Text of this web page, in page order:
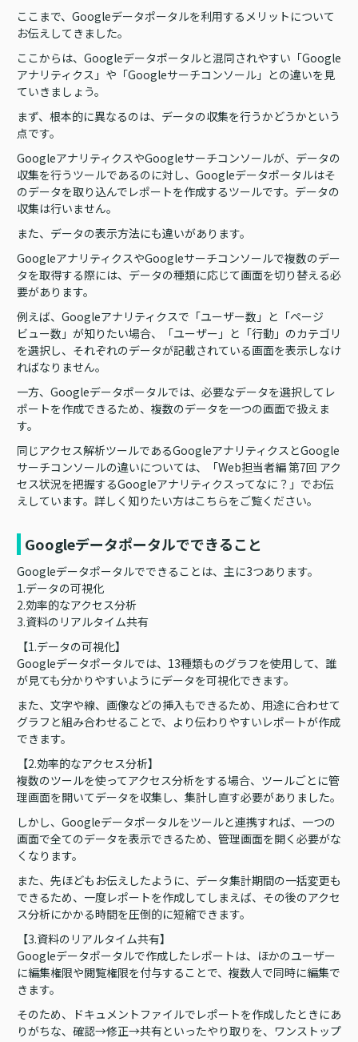
ここまで、Googleデータポータルを利用するメリットについて
お伝えしてきました。
ここからは、Googleデータポータルと混同されやすい「Google
アナリティクス」や「Googleサーチコンソール」との違いを見
ていきましょう。
まず、根本的に異なるのは、データの収集を行うかどうかという
点です。
GoogleアナリティクスやGoogleサーチコンソールが、データの
収集を行うツールであるのに対し、Googleデータポータルはそ
のデータを取り込んでレポートを作成するツールです。データの
収集は行いません。
また、データの表示方法にも違いがあります。
GoogleアナリティクスやGoogleサーチコンソールで複数のデー
タを取得する際には、データの種類に応じて画面を切り替える必
要があります。
例えば、Googleアナリティクスで「ユーザー数」と「ページ
ビュー数」が知りたい場合、「ユーザー」と「行動」のカテゴリ
を選択し、それぞれのデータが記載されている画面を表示しなけ
ればなりません。
一方、Googleデータポータルでは、必要なデータを選択してレ
ポートを作成できるため、複数のデータを一つの画面で扱えま
す。
同じアクセス解析ツールであるGoogleアナリティクスとGoogle
サーチコンソールの違いについては、「Web担当者編 第7回 アク
セス状況を把握するGoogleアナリティクスってなに？」でお伝
えしています。詳しく知りたい方はこちらをご覧ください。
Googleデータポータルでできること
Googleデータポータルでできることは、主に3つあります。
1.データの可視化
2.効率的なアクセス分析
3.資料のリアルタイム共有
【1.データの可視化】
Googleデータポータルでは、13種類ものグラフを使用して、誰
が見ても分かりやすいようにデータを可視化できます。
また、文字や線、画像などの挿入もできるため、用途に合わせて
グラフと組み合わせることで、より伝わりやすいレポートが作成
できます。
【2.効率的なアクセス分析】
複数のツールを使ってアクセス分析をする場合、ツールごとに管
理画面を開いてデータを収集し、集計し直す必要がありました。
しかし、Googleデータポータルをツールと連携すれば、一つの
画面で全てのデータを表示できるため、管理画面を開く必要がな
くなります。
また、先ほどもお伝えしたように、データ集計期間の一括変更も
できるため、一度レポートを作成してしまえば、その後のアクセ
ス分析にかかる時間を圧倒的に短縮できます。
【3.資料のリアルタイム共有】
Googleデータポータルで作成したレポートは、ほかのユーザー
に編集権限や閲覧権限を付与することで、複数人で同時に編集で
きます。
そのため、ドキュメントファイルでレポートを作成したときにあ
りがちな、確認→修正→共有といったやり取りを、ワンストップ